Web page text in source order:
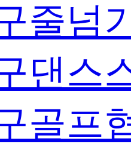
줄넘
댄스
골프